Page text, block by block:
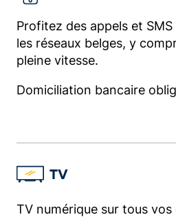
Profitez des appels et
les réseaux belges, y
pleine vitesse.
Domiciliation bancaire
TV
TV numérique sur tous vos